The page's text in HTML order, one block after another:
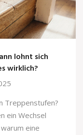
lohnt sich
wirklich?
Treppenstufen?
ein Wechsel
eine